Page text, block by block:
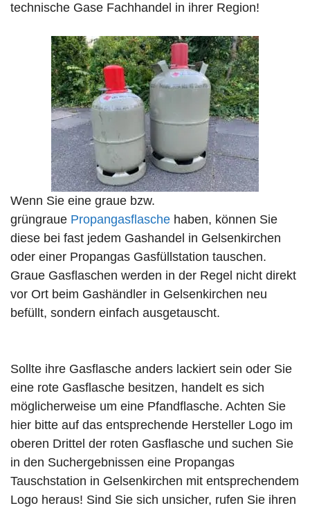
technische Gase Fachhandel in ihrer Region!
Wenn Sie eine graue bzw.
grüngraue Propangasflasche haben, können Sie
diese bei fast jedem Gashandel in Gelsenkirchen
oder einer Propangas Gasfüllstation tauschen.
Graue Gasflaschen werden in der Regel nicht direkt
vor Ort beim Gashändler in Gelsenkirchen neu
befüllt, sondern einfach ausgetauscht.
Sollte ihre Gasflasche anders lackiert sein oder Sie
eine rote Gasflasche besitzen, handelt es sich
möglicherweise um eine Pfandflasche. Achten Sie
hier bitte auf das entsprechende Hersteller Logo im
oberen Drittel der roten Gasflasche und suchen Sie
in den Suchergebnissen eine Propangas
Tauschstation in Gelsenkirchen mit entsprechendem
Logo heraus! Sind Sie sich unsicher, rufen Sie ihren